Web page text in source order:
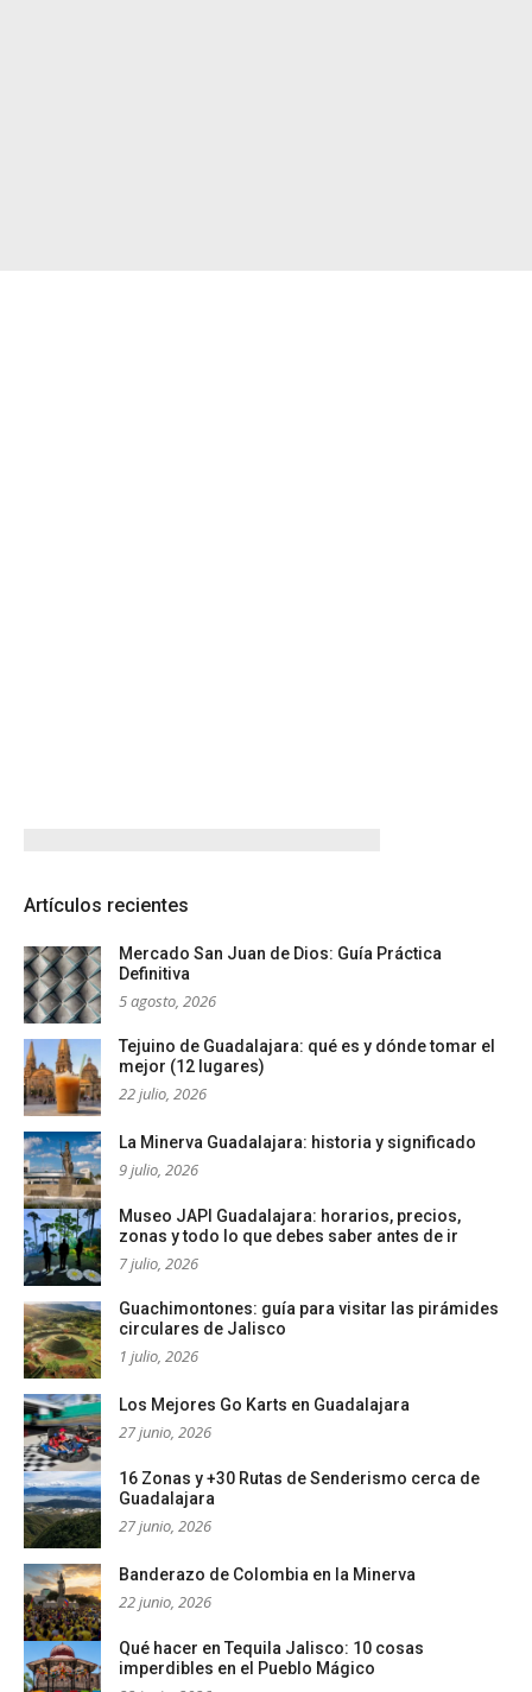
Artículos recientes
Mercado San Juan de Dios: Guía Práctica
Definitiva
5 agosto, 2026
Tejuino de Guadalajara: qué es y dónde tomar el
mejor (12 lugares)
22 julio, 2026
La Minerva Guadalajara: historia y significado
9 julio, 2026
Museo JAPI Guadalajara: horarios, precios,
zonas y todo lo que debes saber antes de ir
7 julio, 2026
Guachimontones: guía para visitar las pirámides
circulares de Jalisco
1 julio, 2026
Los Mejores Go Karts en Guadalajara
27 junio, 2026
16 Zonas y +30 Rutas de Senderismo cerca de
Guadalajara
27 junio, 2026
Banderazo de Colombia en la Minerva
22 junio, 2026
Qué hacer en Tequila Jalisco: 10 cosas
imperdibles en el Pueblo Mágico